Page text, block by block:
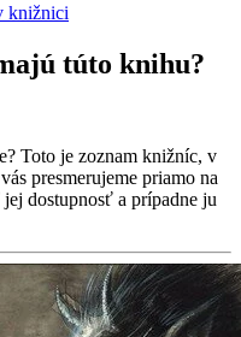
knižnici
túto knihu?
Toto je zoznam knižníc, v
presmerujeme priamo na
dostupnosť a prípadne ju